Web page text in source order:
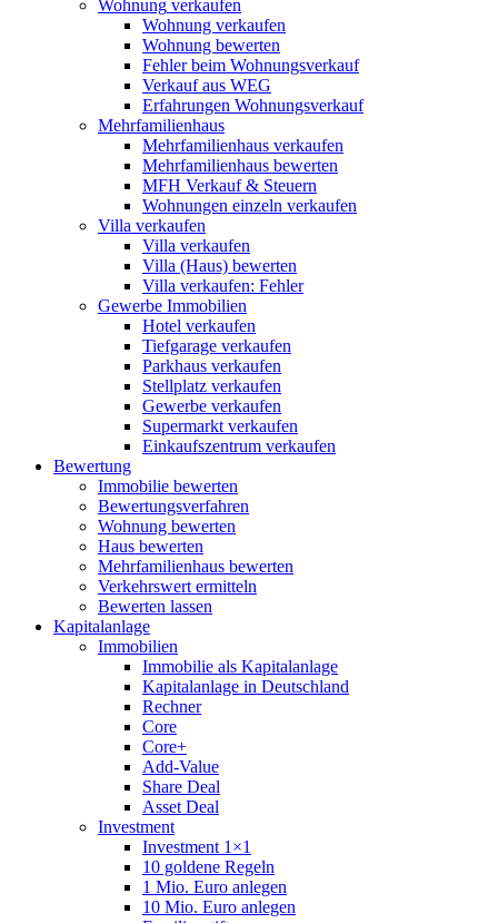
Wohnung verkaufen
Wohnung verkaufen
Wohnung bewerten
Fehler beim Wohnungsverkauf
Verkauf aus WEG
Erfahrungen Wohnungsverkauf
Mehrfamilienhaus
Mehrfamilienhaus verkaufen
Mehrfamilienhaus bewerten
MFH Verkauf & Steuern
Wohnungen einzeln verkaufen
Villa verkaufen
Villa verkaufen
Villa (Haus) bewerten
Villa verkaufen: Fehler
Gewerbe Immobilien
Hotel verkaufen
Tiefgarage verkaufen
Parkhaus verkaufen
Stellplatz verkaufen
Gewerbe verkaufen
Supermarkt verkaufen
Einkaufszentrum verkaufen
Bewertung
Immobilie bewerten
Bewertungsverfahren
Wohnung bewerten
Haus bewerten
Mehrfamilienhaus bewerten
Verkehrswert ermitteln
Bewerten lassen
Kapitalanlage
Immobilien
Immobilie als Kapitalanlage
Kapitalanlage in Deutschland
Rechner
Core
Core+
Add-Value
Share Deal
Asset Deal
Investment
Investment 1×1
10 goldene Regeln
1 Mio. Euro anlegen
10 Mio. Euro anlegen